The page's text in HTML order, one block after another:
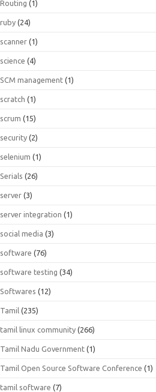
Routing (1)
ruby (24)
scanner (1)
science (4)
SCM management (1)
scratch (1)
scrum (15)
security (2)
selenium (1)
Serials (26)
server (3)
server integration (1)
social media (3)
software (76)
software testing (34)
Softwares (12)
Tamil (235)
tamil linux community (266)
Tamil Nadu Government (1)
Tamil Open Source Software Conference (1)
tamil software (7)